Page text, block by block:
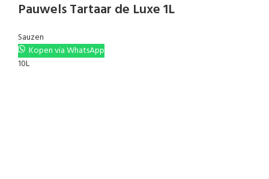
Pauwels Tartaar de Luxe 1L
Sauzen
Kopen via WhatsApp
10L